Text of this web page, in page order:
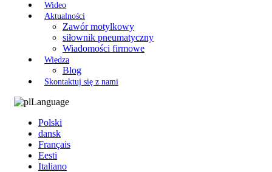
Wideo
Aktualności
Zawór motylkowy
siłownik pneumatyczny
Wiadomości firmowe
Wiedza
Blog
Skontaktuj się z nami
Language
Polski
dansk
Français
Eesti
Italiano